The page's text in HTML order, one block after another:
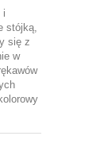
i
stójką,
się z
w